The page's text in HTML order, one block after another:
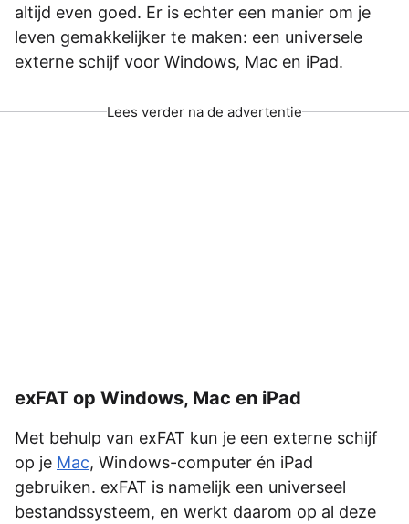
altijd even goed. Er is echter een manier om je
leven gemakkelijker te maken: een universele
externe schijf voor Windows, Mac en iPad.
Lees verder na de advertentie
exFAT op Windows, Mac en iPad
Met behulp van exFAT kun je een externe schijf
op je Mac, Windows-computer én iPad
gebruiken. exFAT is namelijk een universeel
bestandssysteem, en werkt daarom op al deze